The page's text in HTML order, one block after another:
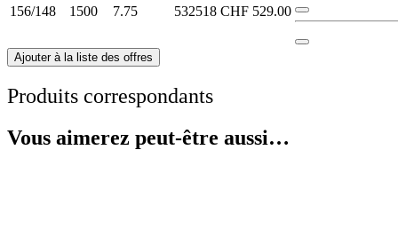
156/148 1500 7.75 532518 CHF 529.00
Ajouter à la liste des offres
Produits correspondants
Vous aimerez peut-être aussi…